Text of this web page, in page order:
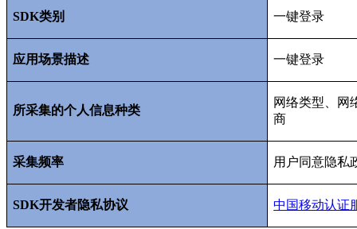
SDK类别 一键登录
应用场景描述 一键登录
所采集的个人信息种类
网络类型、网
商
采集频率 用户同意隐私
SDK开发者隐私协议 中国移动认证